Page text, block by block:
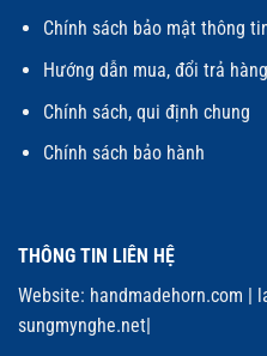
Chính sách bảo mật thông
Hướng dẫn mua, đổi trả hàng
Chính sách, qui định chung
Chính sách bảo hành
THÔNG TIN LIÊN HỆ
Website: handmadehorn.com |
sungmynghe.net|